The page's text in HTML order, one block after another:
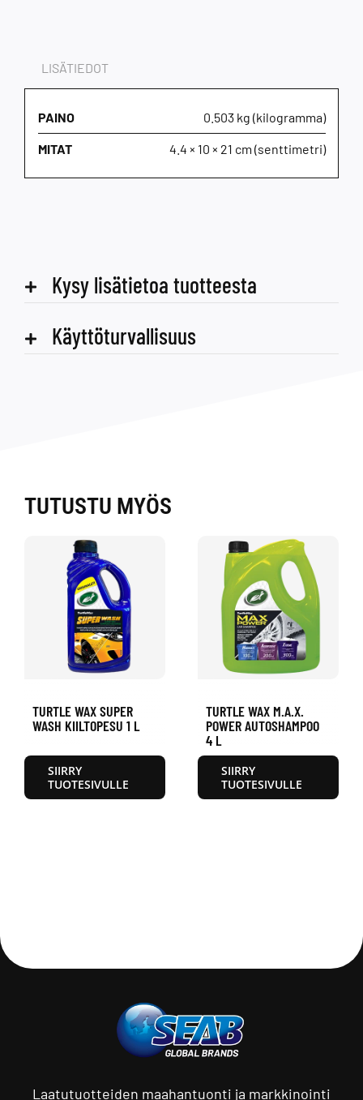
LISÄTIEDOT
PAINO 0.503 kg (kilogramma)
MITAT 4.4 × 10 × 21 cm (senttimetri)
Kysy lisätietoa tuotteesta
Käyttöturvallisuus
TUTUSTU MYÖS
TURTLE WAX SUPER
WASH KIILTOPESU 1 L
SIIRRY
TUOTESIVULLE
TURTLE WAX M.A.X.
POWER AUTOSHAMPOO
4 L
SIIRRY
TUOTESIVULLE
Laatutuotteiden maahantuonti ja markkinointi